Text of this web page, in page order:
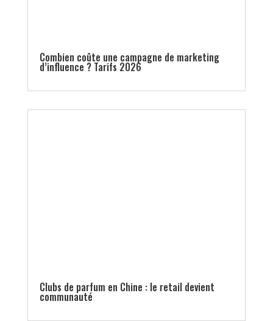
Combien coûte une campagne de marketing
d’influence ? Tarifs 2026
Clubs de parfum en Chine : le retail devient
communauté